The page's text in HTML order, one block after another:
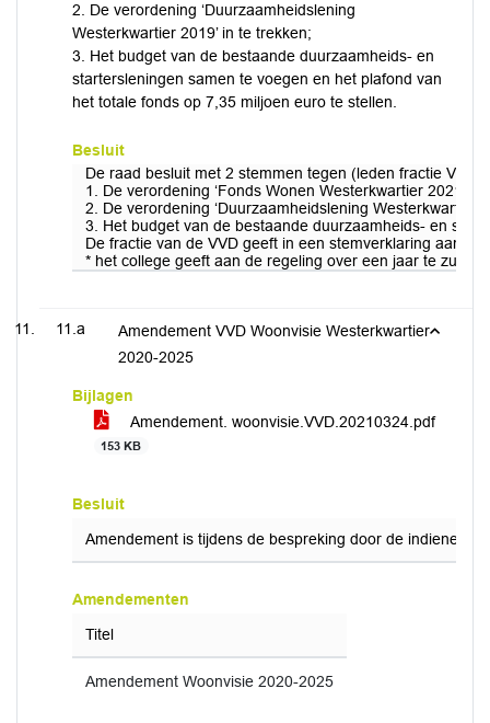
2. De verordening ‘Duurzaamheidslening
Westerkwartier 2019’ in te trekken;
3. Het budget van de bestaande duurzaamheids- en
startersleningen samen te voegen en het plafond van
het totale fonds op 7,35 miljoen euro te stellen.
Besluit
De raad besluit met 2 stemmen tegen (leden fractie
1. De verordening ‘Fonds Wonen Westerkwartier 2021’
2. De verordening ‘Duurzaamheidslening Westerkwartier
3. Het budget van de bestaande duurzaamheids- en
De fractie van de VVD geeft in een stemverklaring aan
* het college geeft aan de regeling over een jaar te zullen
11.a
Amendement VVD Woonvisie Westerkwartier
2020-2025
Bijlagen
Amendement. woonvisie.VVD.20210324.pdf
153 KB
Besluit
Amendement is tijdens de bespreking door de indieners
Amendementen
Titel
Amendement Woonvisie 2020-2025